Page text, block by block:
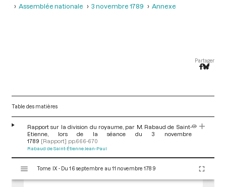
Assemblée nationale
3 novembre 1789 Annexe
Partager
Table des matières
Rapport sur la division du royaume, par M. Rabaud de Saint-
Etienne, lors de la séance du 3 novembre
1789 [Rapport] pp.666-670
Rabaud de Saint-Étienne Jean-Paul
s
Tome IX - Du 16 septembre au 11 novembre 1789